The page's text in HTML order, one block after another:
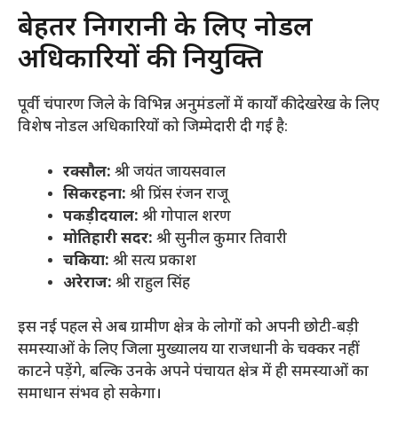
​बेहतर निगरानी के लिए नोडल
अधिकारियों की नियुक्ति
​पूर्वी चंपारण जिले के विभिन्न अनुमंडलों में कार्यों की देखरेख के लिए
विशेष नोडल अधिकारियों को जिम्मेदारी दी गई है:
रक्सौल: श्री जयंत जायसवाल
सिकरहना: श्री प्रिंस रंजन राजू
पकड़ीदयाल: श्री गोपाल शरण
मोतिहारी सदर: श्री सुनील कुमार तिवारी
चकिया: श्री सत्य प्रकाश
अरेराज: श्री राहुल सिंह
​इस नई पहल से अब ग्रामीण क्षेत्र के लोगों को अपनी छोटी-बड़ी
समस्याओं के लिए जिला मुख्यालय या राजधानी के चक्कर नहीं
काटने पड़ेंगे, बल्कि उनके अपने पंचायत क्षेत्र में ही समस्याओं का
समाधान संभव हो सकेगा।